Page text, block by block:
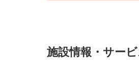
施設情報・サービ